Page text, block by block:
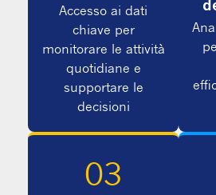
Accesso ai dati
chiave per
monitorare le attività
quotidiane e
supportare le
decisioni
03